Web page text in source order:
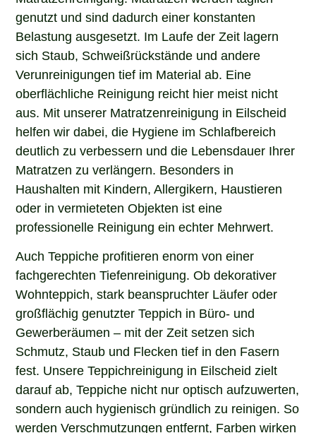
genutzt und sind dadurch einer konstanten
Belastung ausgesetzt. Im Laufe der Zeit lagern
sich Staub, Schweißrückstände und andere
Verunreinigungen tief im Material ab. Eine
oberflächliche Reinigung reicht hier meist nicht
aus. Mit unserer Matratzenreinigung in Eilscheid
helfen wir dabei, die Hygiene im Schlafbereich
deutlich zu verbessern und die Lebensdauer Ihrer
Matratzen zu verlängern. Besonders in
Haushalten mit Kindern, Allergikern, Haustieren
oder in vermieteten Objekten ist eine
professionelle Reinigung ein echter Mehrwert.
Auch Teppiche profitieren enorm von einer
fachgerechten Tiefenreinigung. Ob dekorativer
Wohnteppich, stark beanspruchter Läufer oder
großflächig genutzter Teppich in Büro- und
Gewerberäumen – mit der Zeit setzen sich
Schmutz, Staub und Flecken tief in den Fasern
fest. Unsere Teppichreinigung in Eilscheid zielt
darauf ab, Teppiche nicht nur optisch aufzuwerten,
sondern auch hygienisch gründlich zu reinigen. So
werden Verschmutzungen entfernt, Farben wirken